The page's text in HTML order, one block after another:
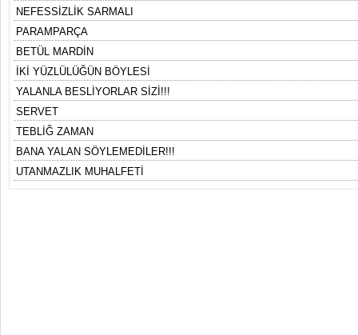
NEFESSİZLİK SARMALI
PARAMPARÇA
BETÜL MARDİN
İKİ YÜZLÜLÜĞÜN BÖYLESİ
YALANLA BESLİYORLAR SİZİ!!!
SERVET
TEBLİĞ ZAMAN
BANA YALAN SÖYLEMEDİLER!!!
UTANMAZLIK MUHALFETİ